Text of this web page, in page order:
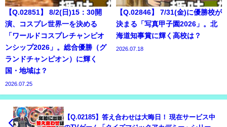
【Q.02851】 8/2(日)15：30開
演、コスプレ世界一を決める
「ワールドコスプレチャンピオ
ンシップ2026」。総合優勝（グ
ランドチャンピオン）に輝く
国・地域は？
2026.07.25
【Q.02846】 7/31(金)に優勝校が
決まる「写真甲子園2026」。北
海道知事賞に輝く高校は？
2026.07.18
【Q.02185】答え合わせは大晦日！ 現在サービス中